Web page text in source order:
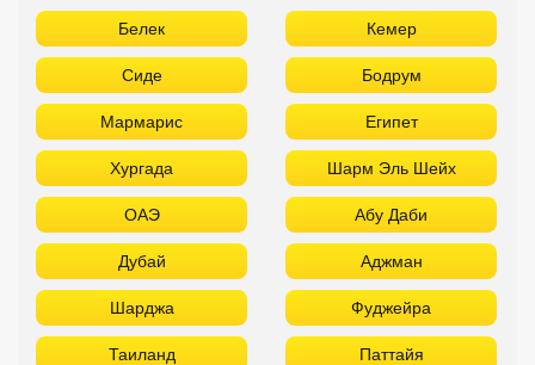
Белек Кемер
Сиде Бодрум
Мармарис Египет
Хургада Шарм Эль Шейх
ОАЭ Абу Даби
Дубай Аджман
Шарджа Фуджейра
Таиланд Паттайя